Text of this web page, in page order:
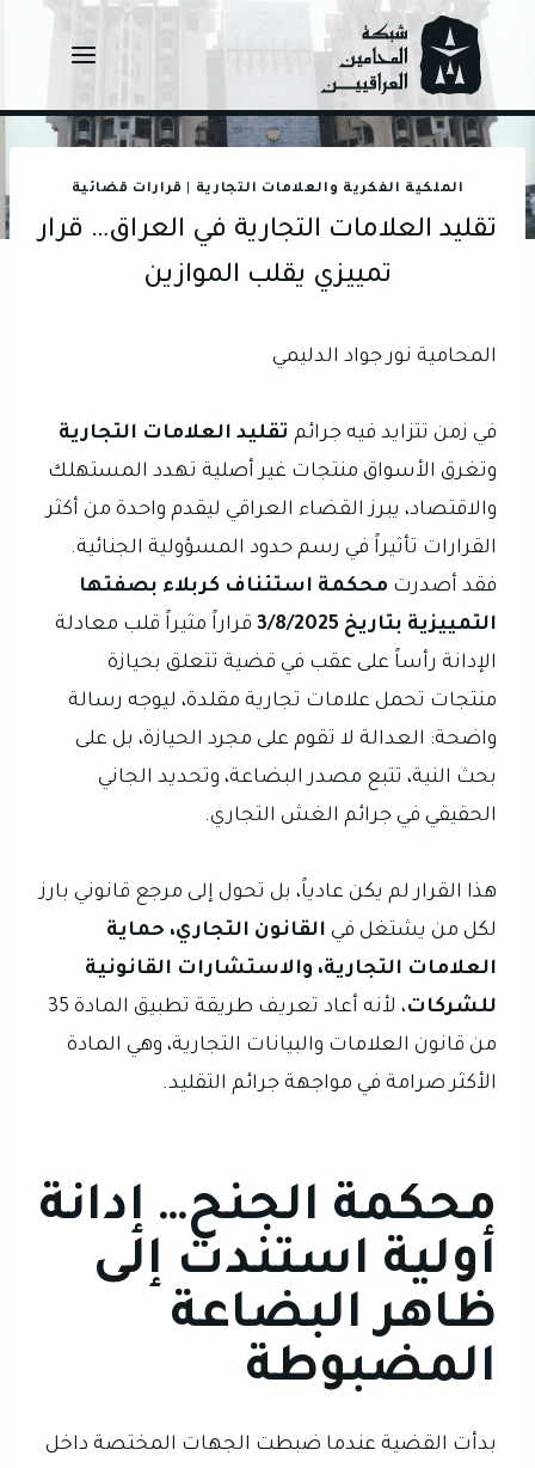
content
الملكية الفكرية والعلامات التجارية قرارات قضائية
تقليد العلامات التجارية في العراق… قرار
تمييزي يقلب الموازين
المحامية نور جواد الدليمي
في زمن تتزايد فيه جرائم تقليد العلامات التجارية
وتغرق الأسواق منتجات غير أصلية تهدد المستهلك
والاقتصاد، يبرز القضاء العراقي ليقدم واحدة من أكثر
القرارات تأثيراً في رسم حدود المسؤولية الجنائية.
فقد أصدرت محكمة استئناف كربلاء بصفتها
التمييزية بتاريخ 3/8/2025
قراراً مثيراً قلب معادلة
الإدانة رأساً على عقب في قضية تتعلق بحيازة
منتجات تحمل علامات تجارية مقلدة، ليوجه رسالة
واضحة: العدالة لا تقوم على مجرد الحيازة، بل على
بحث النية، تتبع مصدر البضاعة، وتحديد الجاني
الحقيقي في جرائم الغش التجاري.
هذا القرار لم يكن عادياً، بل تحول إلى مرجع قانوني بارز
لكل من يشتغل في القانون التجاري، حماية
العلامات التجارية، والاستشارات القانونية
للشركات
، لأنه أعاد تعريف طريقة تطبيق المادة 35
من قانون العلامات والبيانات التجارية، وهي المادة
الأكثر صرامة في مواجهة جرائم التقليد.
محكمة الجنح… إدانة
أولية استندت إلى
ظاهر البضاعة
المضبوطة
بدأت القضية عندما ضبطت الجهات المختصة داخل